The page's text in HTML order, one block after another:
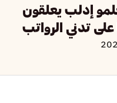
إدلب يعلقون
تدني الرواتب